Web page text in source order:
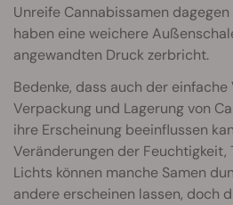
Unreife Cannabissamen
haben eine weichere
angewandten Druck zerbricht.
Bedenke, dass auch der einfache
Verpackung und Lagerung von
ihre Erscheinung beeinflussen
Veränderungen der Feuchtigkeit,
Lichts können manche Samen
andere erscheinen lassen, doch